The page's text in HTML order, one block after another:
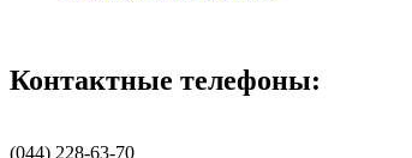
Контактные телефоны:
(044) 228-63-70